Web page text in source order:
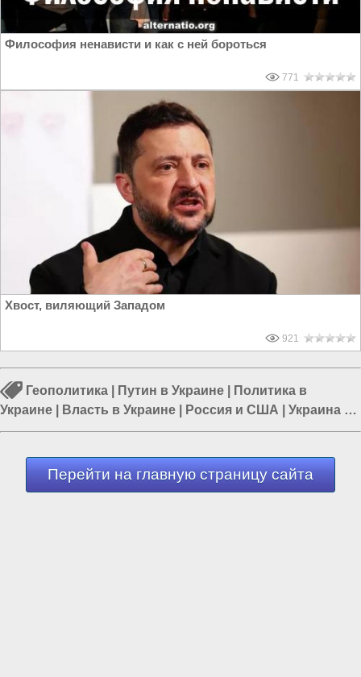
Философия ненависти и как с ней бороться
771
Хвост, виляющий Западом
921
Геополитика Путин в Украине
Политика в
Украине
Власть в Украине Россия и США
Украина и
США|США и Европа
Перейти на главную страницу сайта